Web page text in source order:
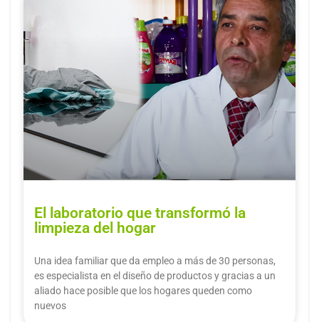
El laboratorio que transformó la
limpieza del hogar
Una idea familiar que da empleo a más de 30 personas,
es especialista en el diseño de productos y gracias a un
aliado hace posible que los hogares queden como
nuevos